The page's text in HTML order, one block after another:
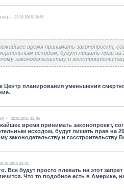
22.01.2015 16:36
время принимать законопроект,
исходом, будут лишать прав на
законодательству и
Центр планирования уменьшения
22.01.2015 12:05
время принимать законопроект,
исходом, будут лишать прав на
законодательству и госстроительству
21.01.2015 23:21
Все будут просто плевать на этот
Что то подобное есть в Америке,